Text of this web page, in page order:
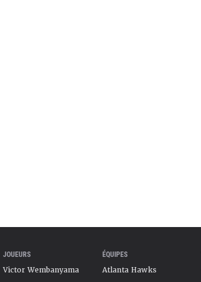
JOUEURS
Victor Wembanyama
ÉQUIPES
Atlanta Hawks